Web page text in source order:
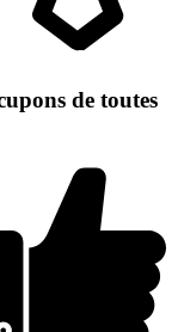
de toutes